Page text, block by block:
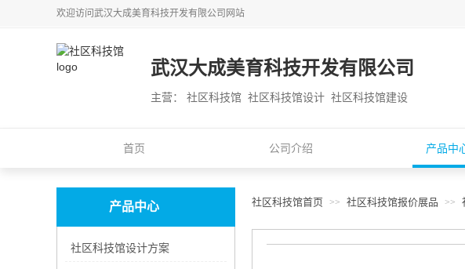
欢迎访问 武汉大成美育科技开发有限公司 网站
武汉大成美育科技开发有限公司
主营： 社区科技馆 社区科技馆设计 社区科技馆建设
首页 公司介绍 产品中
产品中心
社区科技馆设计方案
社区科技馆首页 >> 社区科技馆报价展品 >>